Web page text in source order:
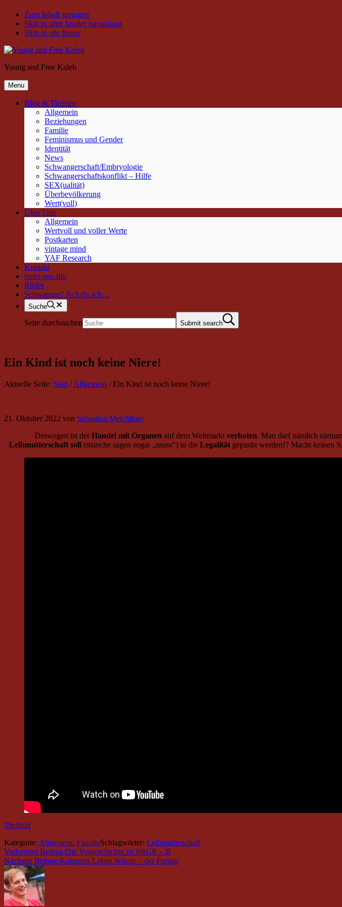
Zum Inhalt springen
Skip to after header navigation
Skip to site footer
Young and Free Kaleb
Menu
Blog & Themen
Allgemein
Beziehungen
Familie
Feminismus und Gender
Identität
News
Schwangerschaft/Embryologie
Schwangerschaftskonflikt – Hilfe
SEX(ualität)
Überbevölkerung
Wert(voll)
Über Uns
Allgemein
Wertvoll und voller Werte
Postkarten
vintage mind
YAF Research
Kontakt
tuner-pro-life
Bilder
Schwanger? Ach du sch…
Suche
Seite durchsuchen Submit search
Ein Kind ist noch keine Niere!
Aktuelle Seite: Start / Allgemein /Ein Kind ist noch keine Niere!
21. Oktober 2022 von Sebastian Meichßner
Deswegen ist derHandel mit Organen auf dem Weltmarkt verboten. Man darf nämlich
Leihmutterschaft soll(manche sagen sogar „muss“) in die Legalitätgepusht werden!? Macht keinen
Titelbild
Kategorie: Allgemein, FamilieSchlagwörter: Leihmutterschaft
Vorheriger Beitrag:Die Vorgeschichte zu SRGR – II
Nächster Beitrag:Kongress Leben.Würde – der Freitag